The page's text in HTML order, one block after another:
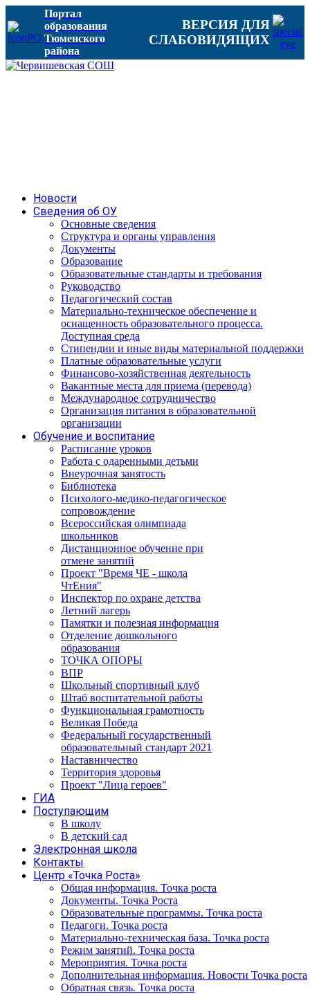
Портал
образования
Тюменского
района
ВЕРСИЯ ДЛЯ
СЛАБОВИДЯЩИХ
Новости
Сведения об ОУ
Основные сведения
Структура и органы управления
Документы
Образование
Образовательные стандарты и требования
Руководство
Педагогический состав
Материально-техническое обеспечение и
оснащенность образовательного процесса.
Доступная среда
Стипендии и иные виды материальной поддержки
Платные образовательные услуги
Финансово-хозяйственная деятельность
Вакантные места для приема (перевода)
Международное сотрудничество
Организация питания в образовательной
организации
Обучение и воспитание
Расписание уроков
Работа с одаренными детьми
Внеурочная занятость
Библиотека
Психолого-медико-педагогическое
сопровождение
Всероссийская олимпиада
школьников
Дистанционное обучение при
отмене занятий
Проект "Время ЧЕ - школа
ЧтЕния"
Инспектор по охране детства
Летний лагерь
Памятки и полезная информация
Отделение дошкольного
образования
ТОЧКА ОПОРЫ
ВПР
Школьный спортивный клуб
Штаб воспитательной работы
Функциональная грамотность
Великая Победа
Федеральный государственный
образовательный стандарт 2021
Наставничество
Территория здоровья
Проект "Лица героев"
ГИА
Поступающим
В школу
В детский сад
Электронная школа
Контакты
Центр «Точка Роста»
Общая информация. Точка роста
Документы. Точка Роста
Образовательные программы. Точка роста
Педагоги. Точка роста
Материально-техническая база. Точка роста
Режим занятий. Точка роста
Мероприятия. Точка роста
Дополнительная информация. Новости Точка роста
Обратная связь. Точка роста